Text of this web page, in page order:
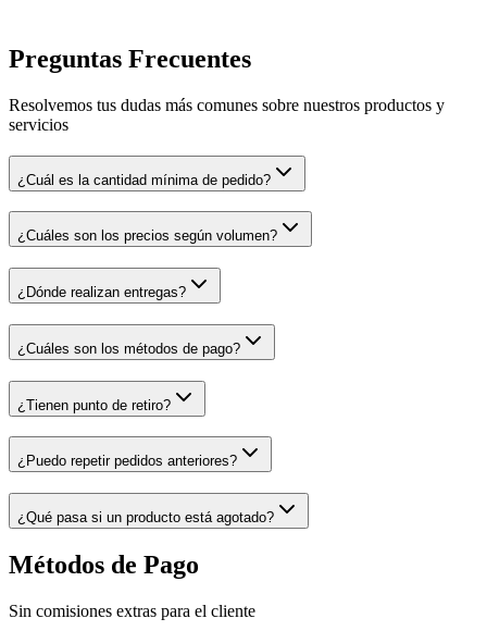
Preguntas Frecuentes
Resolvemos tus dudas más comunes sobre nuestros productos y
servicios
¿Cuál es la cantidad mínima de pedido?
¿Cuáles son los precios según volumen?
¿Dónde realizan entregas?
¿Cuáles son los métodos de pago?
¿Tienen punto de retiro?
¿Puedo repetir pedidos anteriores?
¿Qué pasa si un producto está agotado?
Métodos de Pago
Sin comisiones extras para el cliente